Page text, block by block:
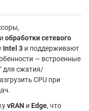
и обработки сетевого
Intel 3 и поддерживают
— встроенные
для сжатия/
CPU при
vRAN и Edge, что